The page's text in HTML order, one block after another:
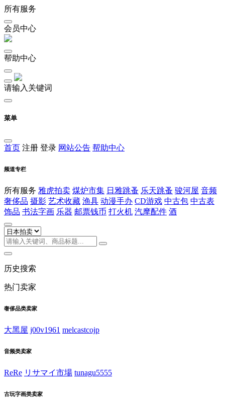
所有服务
会员中心
帮助中心
请输入关键词
菜单
首页 注册 登录 网站公告 帮助中心
频道专栏
所有服务 雅虎拍卖 煤炉市集 日雅跳蚤 乐天跳蚤 骏河屋 音频
奢侈品 摄影 艺术收藏 渔具 动漫手办 CD游戏 中古包 中古表
饰品 书法字画 乐器 邮票钱币 打火机 汽摩配件 酒
历史搜索
热门卖家
奢侈品类卖家
大黑屋 j00v1961 melcastcojp
音频类卖家
ReRe リサマイ市場 tunagu5555
古玩字画类卖家